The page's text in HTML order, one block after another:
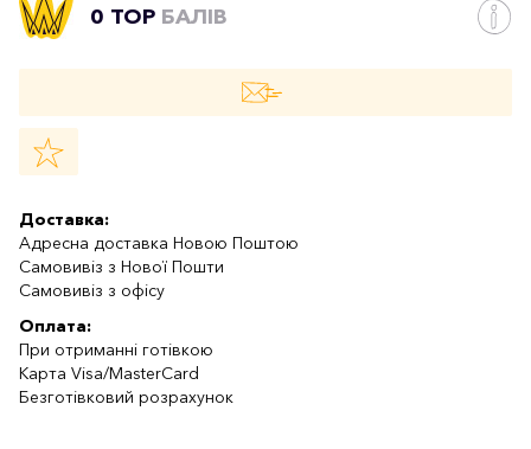
0 TOP БАЛІВ
Доставка:
Адресна доставка Новою Поштою
Самовивіз з Нової Пошти
Самовивіз з офісу
Оплата:
При отриманні готівкою
Карта Visa/MasterCard
Безготівковий розрахунок